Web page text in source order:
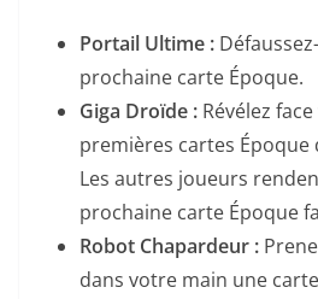
Portail Ultime :
prochaine carte Époque.
Giga Droïde : Révélez
premières cartes Époque
Les autres joueurs
prochaine carte Époque
Robot Chapardeur :
dans votre main une